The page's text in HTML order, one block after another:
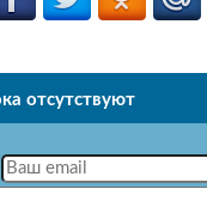
отсутствуют